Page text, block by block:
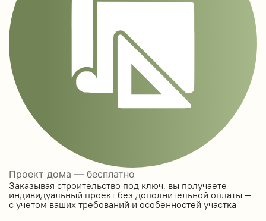
Проект дома — бесплатно
Заказывая строительство под ключ, вы получаете
индивидуальный проект без дополнительной оплаты —
с учетом ваших требований и особенностей участка